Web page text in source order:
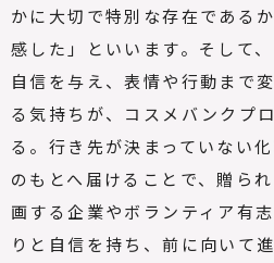
かに大切で特別な存在である
感した」といいます。そして
自信を与え、表情や行動まで
る気持ちが、コスメバンクプ
る。行き先が決まっていない
のもとへ届けることで、贈ら
画する企業やボランティア有
りと自信を持ち、前に向いて